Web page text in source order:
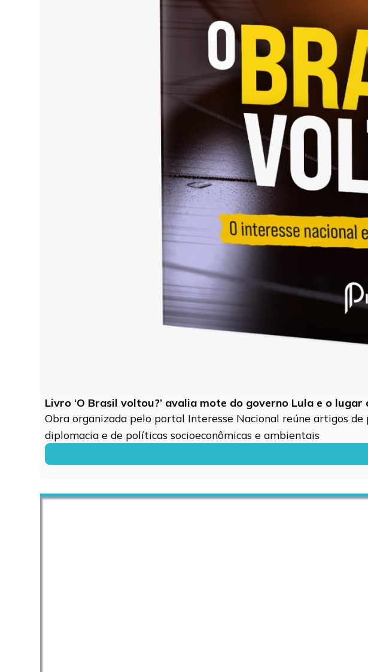
Livro ‘O Brasil voltou?’ avalia mote do governo Lula e o lugar
Obra organizada pelo portal Interesse Nacional reúne artigos
diplomacia e de políticas socioeconômicas e ambientais